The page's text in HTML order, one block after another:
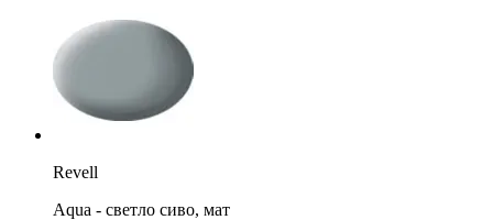
Revell
Aqua - светло сиво, мат